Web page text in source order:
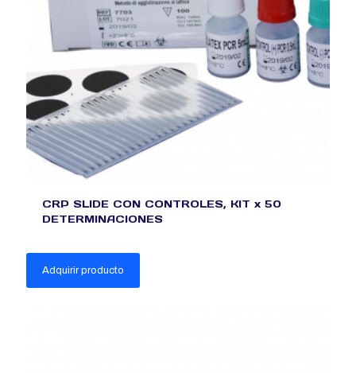
CRP SLIDE CON CONTROLES, KIT x 50
DETERMINACIONES
Adquirir producto